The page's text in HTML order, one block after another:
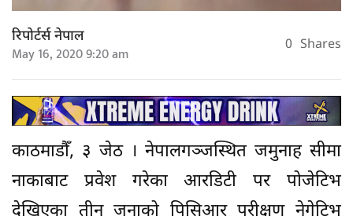
रिपोर्टर्स नेपाल
May 16, 2020 9:20 am 0 Shares
काठमाडौँ, ३ जेठ । नेपालगञ्जस्थित जमुनाह सीमा
नाकाबाट प्रवेश गरेका आरडिटी पर पोजेटिभ